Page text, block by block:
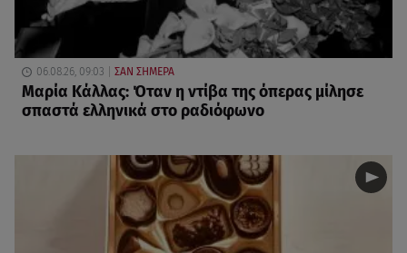
06.08.26, 09:03 ΣΑΝ ΣΗΜΕΡΑ
Μαρία Κάλλας: Όταν η ντίβα της όπερας μίλησε
σπαστά ελληνικά στο ραδιόφωνο